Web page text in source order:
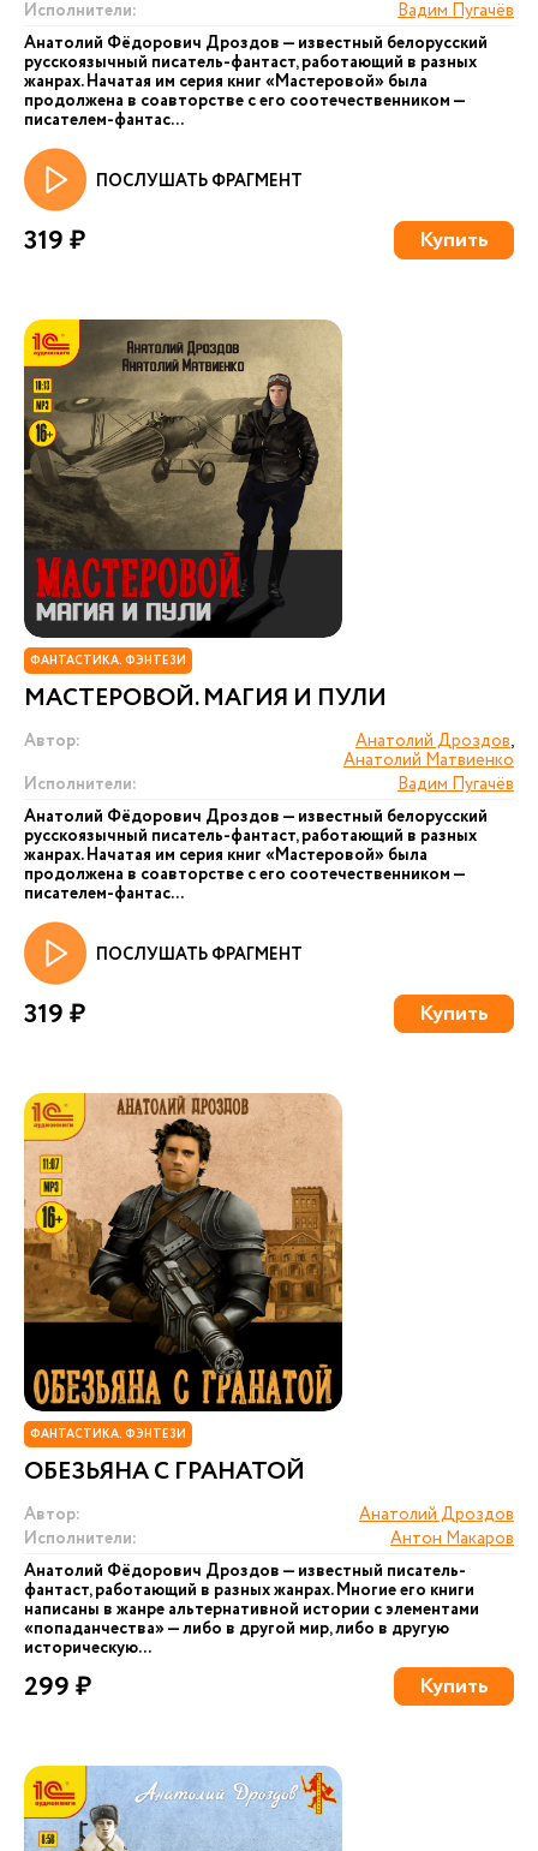
Исполнители:
Вадим Пугачёв
Анатолий Фёдорович Дроздов — известный белорусский
русскоязычный писатель-фантаст, работающий в разных
жанрах. Начатая им серия книг «Мастеровой» была
продолжена в соавторстве с его соотечественником —
писателем-фантас...
ПОСЛУШАТЬ ФРАГМЕНТ
319 ₽ Купить
ФАНТАСТИКА. ФЭНТЕЗИ
МАСТЕРОВОЙ. МАГИЯ И ПУЛИ
Автор: Анатолий Дроздов,
Анатолий Матвиенко
Исполнители:
Вадим Пугачёв
Анатолий Фёдорович Дроздов — известный белорусский
русскоязычный писатель-фантаст, работающий в разных
жанрах. Начатая им серия книг «Мастеровой» была
продолжена в соавторстве с его соотечественником —
писателем-фантас...
ПОСЛУШАТЬ ФРАГМЕНТ
319 ₽ Купить
ФАНТАСТИКА. ФЭНТЕЗИ
ОБЕЗЬЯНА С ГРАНАТОЙ
Автор:
Анатолий Дроздов
Исполнители:
Антон Макаров
Анатолий Фёдорович Дроздов — известный писатель-
фантаст, работающий в разных жанрах. Многие его книги
написаны в жанре альтернативной истории с элементами
«попаданчества» — либо в другой мир, либо в другую
историческую...
299 ₽ Купить